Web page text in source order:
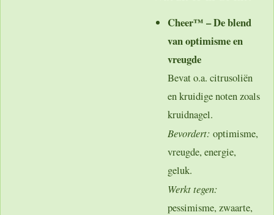
Cheer™ – De blend
van optimisme en
vreugde
Bevat o.a. citrusoliën
en kruidige noten zoals
kruidnagel.
Bevordert: optimisme,
vreugde, energie,
geluk.
Werkt tegen:
pessimisme, zwaarte,